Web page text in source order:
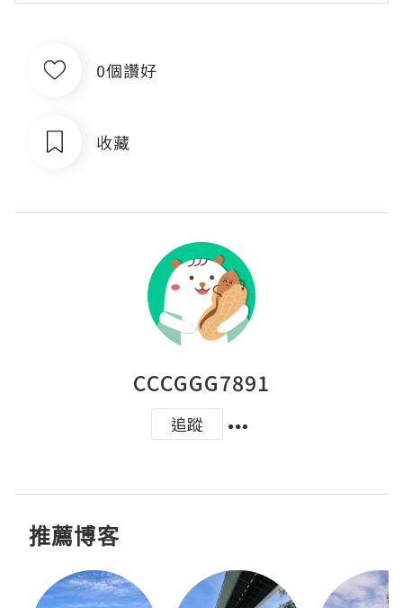
0個讚好
收藏
CCCGGG7891
追蹤
推薦博客